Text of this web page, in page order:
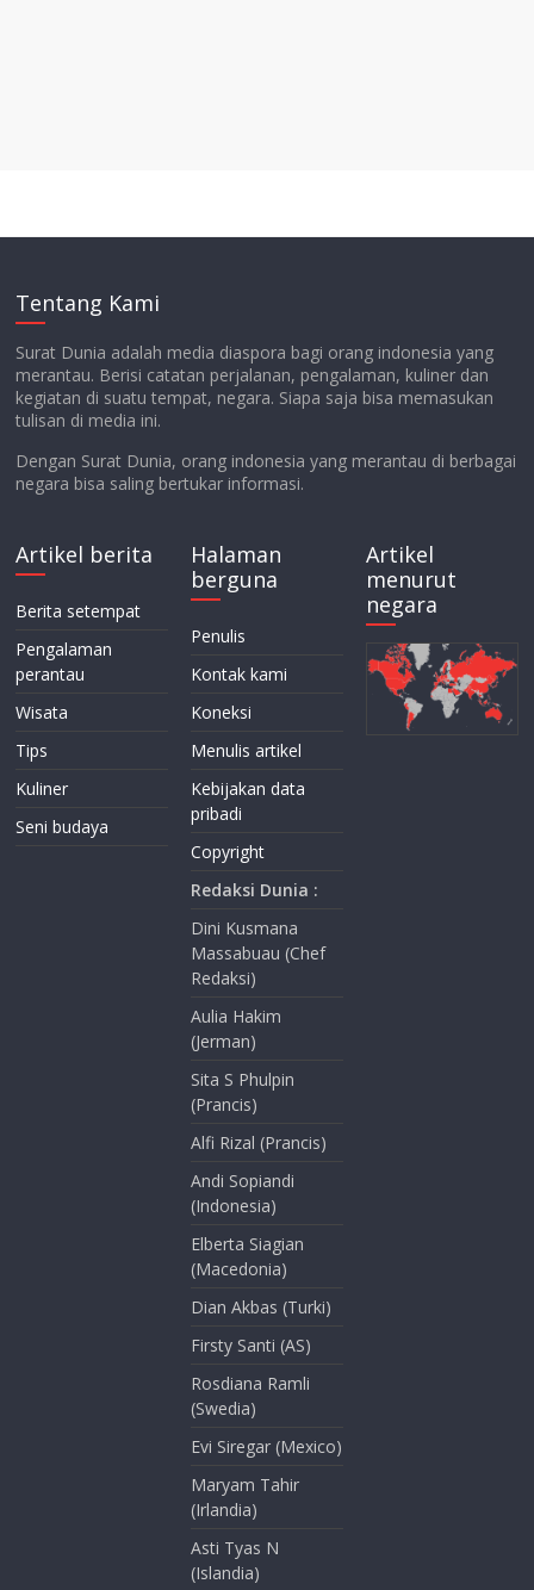
Tentang Kami
Surat Dunia adalah media diaspora bagi orang indonesia yang
merantau. Berisi catatan perjalanan, pengalaman, kuliner dan
kegiatan di suatu tempat, negara. Siapa saja bisa memasukan
tulisan di media ini.
Dengan Surat Dunia, orang indonesia yang merantau di berbagai
negara bisa saling bertukar informasi.
Artikel berita
Berita setempat
Pengalaman
perantau
Wisata
Tips
Kuliner
Seni budaya
Halaman
berguna
Penulis
Kontak kami
Koneksi
Menulis artikel
Kebijakan data
pribadi
Copyright
Redaksi Dunia :
Dini Kusmana
Massabuau (Chef
Redaksi)
Aulia Hakim
(Jerman)
Sita S Phulpin
(Prancis)
Alfi Rizal (Prancis)
Andi Sopiandi
(Indonesia)
Elberta Siagian
(Macedonia)
Dian Akbas (Turki)
Firsty Santi (AS)
Rosdiana Ramli
(Swedia)
Evi Siregar (Mexico)
Maryam Tahir
(Irlandia)
Asti Tyas N
(Islandia)
Artikel
menurut
negara